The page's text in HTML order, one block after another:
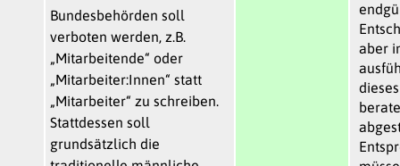
Bundesbehörden soll
verboten werden, z.B.
„Mitarbeitende“ oder
„Mitarbeiter:Innen“ statt
„Mitarbeiter“ zu schreiben.
Stattdessen soll
grundsätzlich die
aber